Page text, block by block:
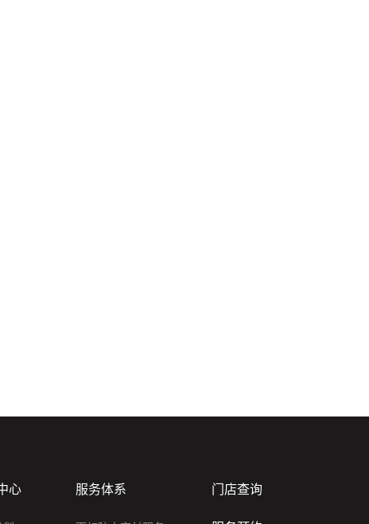
心 服务体系 门店查询